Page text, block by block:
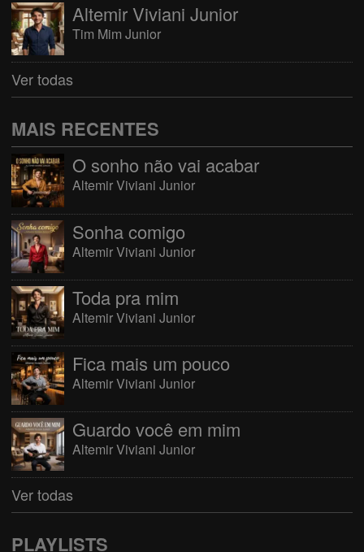
Altemir Viviani Junior
Tim Mim Junior
Ver todas
MAIS RECENTES
O sonho não vai acabar
Altemir Viviani Junior
Sonha comigo
Altemir Viviani Junior
Toda pra mim
Altemir Viviani Junior
Fica mais um pouco
Altemir Viviani Junior
Guardo você em mim
Altemir Viviani Junior
Ver todas
PLAYLISTS